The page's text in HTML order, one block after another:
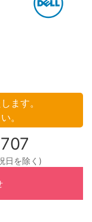
ます。
。
日を除く)